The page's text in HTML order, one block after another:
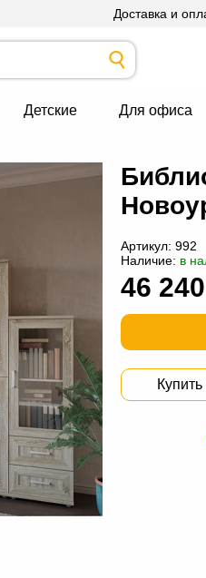
Доставка и
Детские Для офиса
Артикул: 992
Наличие: в
46 240